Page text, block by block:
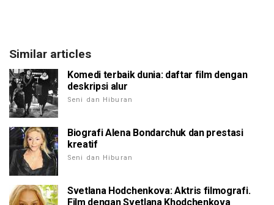
Similar articles
Komedi terbaik dunia: daftar film dengan
deskripsi alur
Seni dan Hiburan
Biografi Alena Bondarchuk dan prestasi
kreatif
Seni dan Hiburan
Svetlana Hodchenkova: Aktris filmografi.
Film dengan Svetlana Khodchenkova